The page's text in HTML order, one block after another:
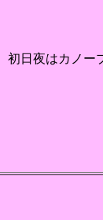
日夜はカノ